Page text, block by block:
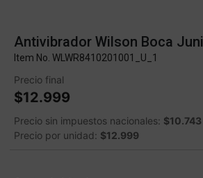
Antivibrador Wilson Boca
Item No. WLWR8410201001_U_1
Precio final
$12.999
Precio sin impuestos nacionales: $10.743
Precio por unidad: $12.999